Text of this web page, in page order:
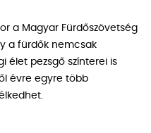
a Magyar Fürdőszövetség
a fürdők nemcsak
élet pezsgő színterei is
évre egyre több